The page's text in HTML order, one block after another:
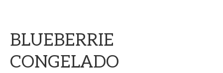
BLUEBERRIE
CONGELADO